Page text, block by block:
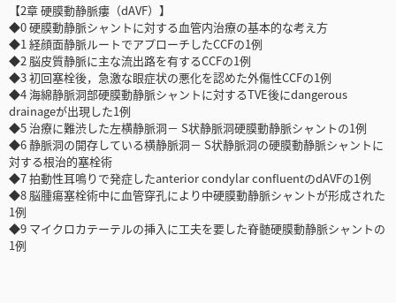
【2章 硬膜動静脈瘻（dAVF）】
◆0 硬膜動静脈シャントに対する血管内治療の基本的な考え方
◆1 経顔面静脈ルートでアプローチしたCCFの1例
◆2 脳皮質静脈に主な流出路を有するCCFの1例
◆3 初回塞栓後，急激な眼症状の悪化を認めた外傷性CCFの1例
◆4 海綿静脈洞部硬膜動静脈シャントに対するTVE後にdangerous
drainageが出現した1例
◆5 治療に難渋した左横静脈洞－ S状静脈洞硬膜動静脈シャントの1例
◆6 静脈洞の開存している横静脈洞－ S状静脈洞の硬膜動静脈シャントに
対する根治的塞栓術
◆7 拍動性耳鳴りで発症したanterior condylar confluentのdAVFの1例
◆8 脳腫瘍塞栓術中に血管穿孔により中硬膜動静脈シャントが形成された
1例
◆9 マイクロカテーテルの挿入に工夫を要した脊髄硬膜動静脈シャントの
1例